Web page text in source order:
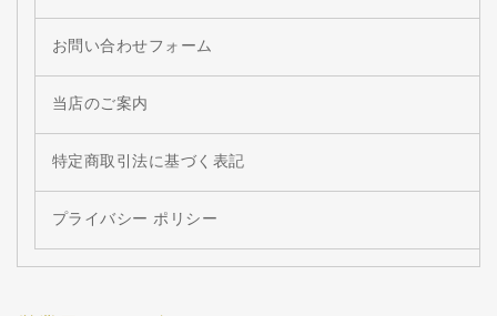
お問い合わせフォーム
当店のご案内
特定商取引法に基づく表記
プライバシー ポリシー